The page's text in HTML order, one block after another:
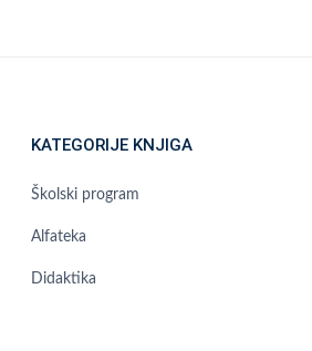
KATEGORIJE KNJIGA
Školski program
Alfateka
Didaktika